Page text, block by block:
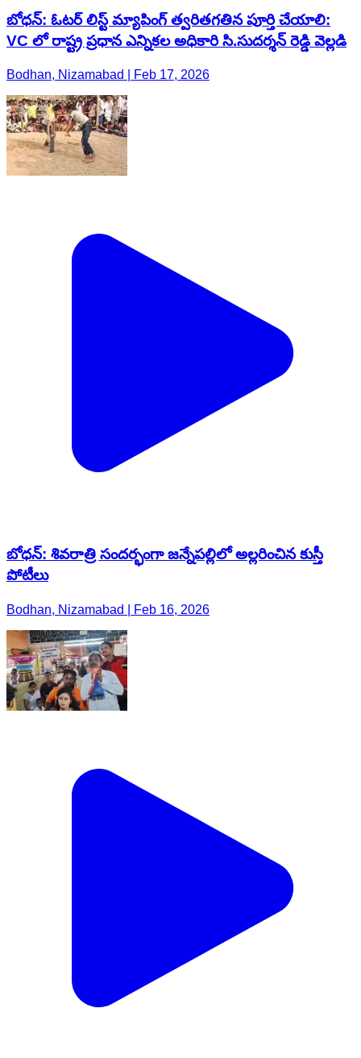
బోధన్: ఓటర్ లిస్ట్ మ్యాపింగ్ త్వరితగతిన పూర్తి చేయాలి:
VC లో రాష్ట్ర ప్రధాన ఎన్నికల అధికారి సి.సుదర్శన్ రెడ్డి వెల్లడి
Bodhan, Nizamabad | Feb 17, 2026
బోధన్: శివరాత్రి సందర్భంగా జన్నేపల్లిలో అల్లరించిన కుస్తీ
పోటీలు
Bodhan, Nizamabad | Feb 16, 2026